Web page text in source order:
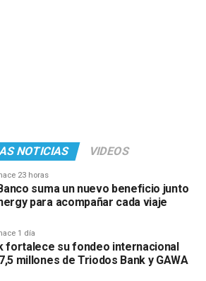
NOTICIAS VIDEOS
23 horas
suma un nuevo beneficio junto
para acompañar cada viaje
1 día
fortalece su fondeo internacional
millones de Triodos Bank y GAWA